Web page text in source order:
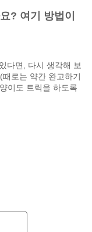
? 여기 방법이
다면, 다시 생각해 보
로는 약간 완고하기
이도 트릭을 하도록